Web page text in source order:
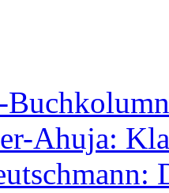
Ahuja: